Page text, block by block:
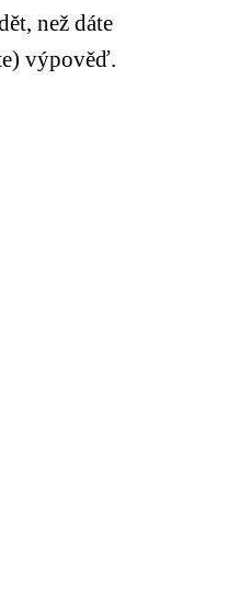
než dáte
výpověď.